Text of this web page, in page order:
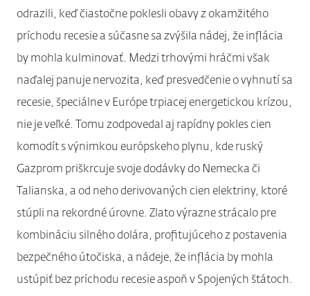
odrazili, keď čiastočne poklesli obavy z okamžitého
príchodu recesie a súčasne sa zvýšila nádej, že inflácia
by mohla kulminovať. Medzi trhovými hráčmi však
naďalej panuje nervozita, keď presvedčenie o vyhnutí sa
recesie, špeciálne v Európe trpiacej energetickou krízou,
nie je veľké. Tomu zodpovedal aj rapídny pokles cien
komodít s výnimkou európskeho plynu, kde ruský
Gazprom priškrcuje svoje dodávky do Nemecka či
Talianska, a od neho derivovaných cien elektriny, ktoré
stúpli na rekordné úrovne. Zlato výrazne strácalo pre
kombináciu silného dolára, profitujúceho z postavenia
bezpečného útočiska, a nádeje, že inflácia by mohla
ustúpiť bez príchodu recesie aspoň v Spojených štátoch.